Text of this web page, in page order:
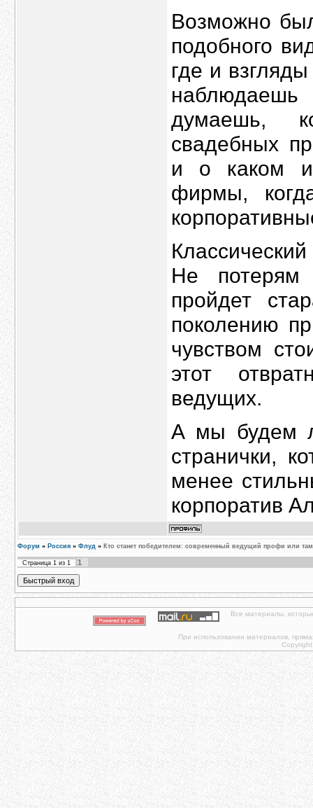
Возможно
подобного
где и
думаешь,
свадебных
и о каком
фирмы,
Не потерям
пройдет
поколению
чувством
этот
ведущих.
А мы будем
странички,
менее
корпоратив
Форум » Россия » Флуд » Кто станет победителем: современный ведущий профи или
Страница 1 из 1 1
Все материалы,
При использовании материалов,